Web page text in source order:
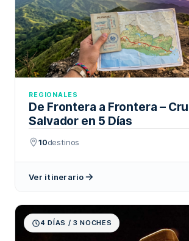
REGIONALES
De Frontera a Frontera –
Salvador en 5 Días
10destinos
Ver itinerario
4 DÍAS / 3 NOCHES